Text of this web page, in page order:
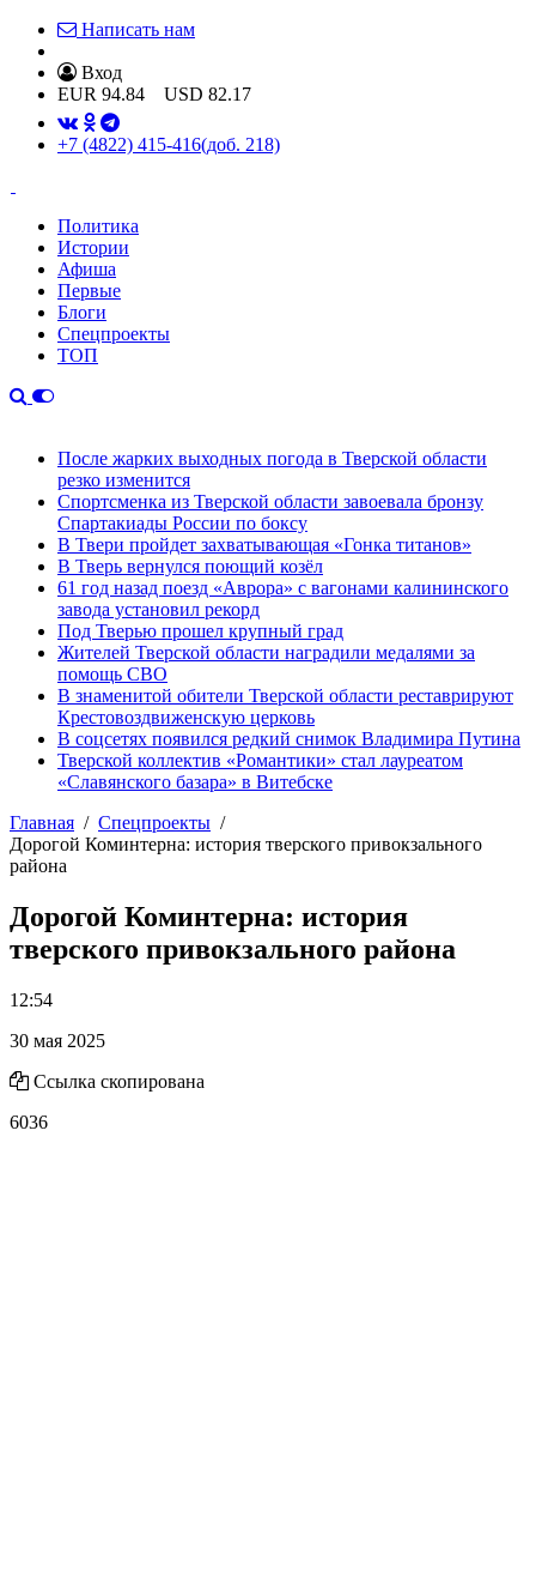
Написать нам
Вход
EUR 94.84 USD 82.17
+7 (4822) 415-416(доб. 218)
Политика
Истории
Афиша
Первые
Блоги
Спецпроекты
ТОП
После жарких выходных погода в Тверской области
резко изменится
Спортсменка из Тверской области завоевала бронзу
Спартакиады России по боксу
В Твери пройдет захватывающая «Гонка титанов»
В Тверь вернулся поющий козёл
61 год назад поезд «Аврора» с вагонами калининского
завода установил рекорд
Под Тверью прошел крупный град
Жителей Тверской области наградили медалями за
помощь СВО
В знаменитой обители Тверской области реставрируют
Крестовоздвиженскую церковь
В соцсетях появился редкий снимок Владимира Путина
Тверской коллектив «Романтики» стал лауреатом
«Славянского базара» в Витебске
Главная
Спецпроекты
Дорогой Коминтерна: история тверского привокзального
района
Дорогой Коминтерна: история
тверского привокзального района
12:54
30 мая 2025
Ссылка скопирована
6036